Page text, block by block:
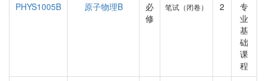
PHYS1005B 原子物理B
必
修
笔试（闭卷） 2
专
业
基
础
课
程